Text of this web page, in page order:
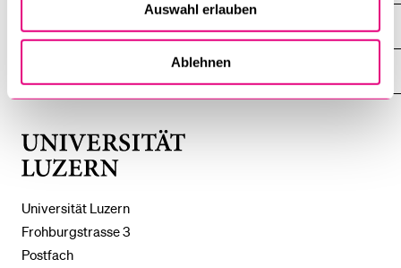
Auswahl erlauben
Ablehnen
Universität Luzern
Frohburgstrasse 3
Postfach
UNTERMENÜ
ZENTRALE EINRICHTUNGEN
ZEIGE
DAS
ZEIGE
%1$S